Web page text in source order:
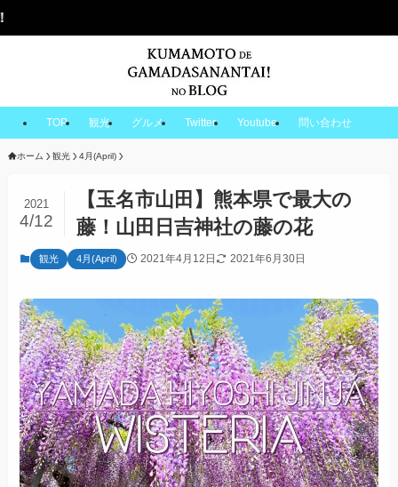
TOP 観光 グルメ Twitter Youtube 問い合わせ
ホーム 観光 4月(April)
【玉名市山田】熊本県で最大の
藤！山田日吉神社の藤の花
2021
4/12
観光 4月(April) 2021年4月12日 2021年6月30日